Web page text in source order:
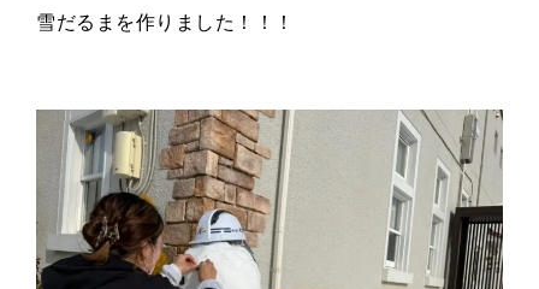
雪だるまを作りました！！！